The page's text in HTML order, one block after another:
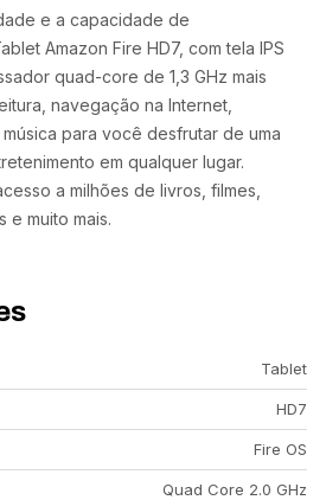
e a capacidade de
Amazon Fire HD7, com tela IPS
quad-core de 1,3 GHz mais
navegação na Internet,
para você desfrutar de uma
em qualquer lugar.
a milhões de livros, filmes,
e muito mais.
Tablet
HD7
Fire OS
Quad Core 2.0 GHz